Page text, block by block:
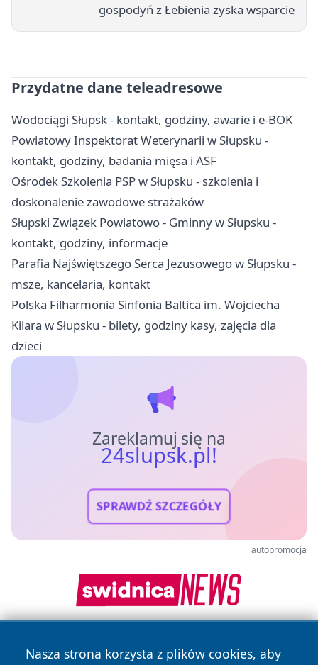
gospodyń z Łebienia zyska wsparcie
Przydatne dane teleadresowe
Wodociągi Słupsk - kontakt, godziny, awarie i e-BOK
Powiatowy Inspektorat Weterynarii w Słupsku -
kontakt, godziny, badania mięsa i ASF
Ośrodek Szkolenia PSP w Słupsku - szkolenia i
doskonalenie zawodowe strażaków
Słupski Związek Powiatowo - Gminny w Słupsku -
kontakt, godziny, informacje
Parafia Najświętszego Serca Jezusowego w Słupsku -
msze, kancelaria, kontakt
Polska Filharmonia Sinfonia Baltica im. Wojciecha
Kilara w Słupsku - bilety, godziny kasy, zajęcia dla
dzieci
Zareklamuj się na
24slupsk.pl!
SPRAWDŹ SZCZEGÓŁY
autopromocja
Nasza strona korzysta z plików cookies, aby